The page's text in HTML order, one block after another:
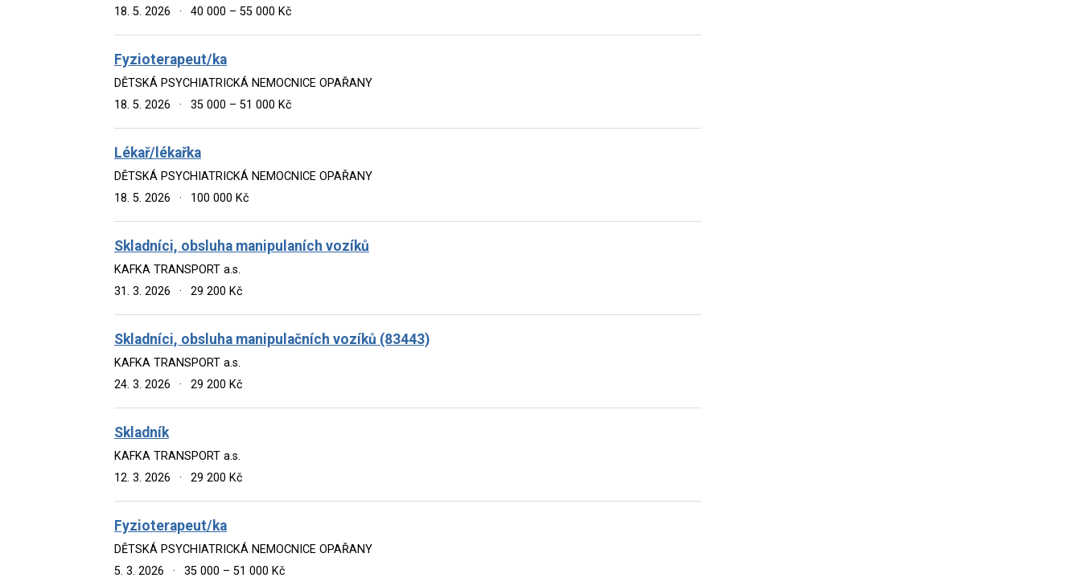
18. 5. 2026
· 40 000 – 55 000 Kč
Fyzioterapeut/ka
DĚTSKÁ PSYCHIATRICKÁ NEMOCNICE OPAŘANY
18. 5. 2026
· 35 000 – 51 000 Kč
Lékař/lékařka
DĚTSKÁ PSYCHIATRICKÁ NEMOCNICE OPAŘANY
18. 5. 2026
· 100 000 Kč
Skladníci, obsluha manipulaních vozíků
KAFKA TRANSPORT a.s.
31. 3. 2026
· 29 200 Kč
Skladníci, obsluha manipulačních vozíků (83443)
KAFKA TRANSPORT a.s.
24. 3. 2026
· 29 200 Kč
Skladník
KAFKA TRANSPORT a.s.
12. 3. 2026
· 29 200 Kč
Fyzioterapeut/ka
DĚTSKÁ PSYCHIATRICKÁ NEMOCNICE OPAŘANY
5. 3. 2026
· 35 000 – 51 000 Kč